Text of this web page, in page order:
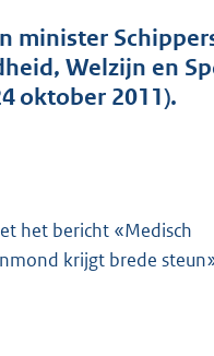
:
4
4
minister
Welzijn en
oktober 2011).
het bericht «Medisch
krijgt brede